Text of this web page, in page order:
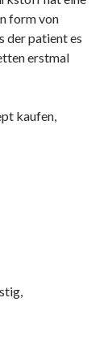
form von
der patient es
erstmal
kaufen,